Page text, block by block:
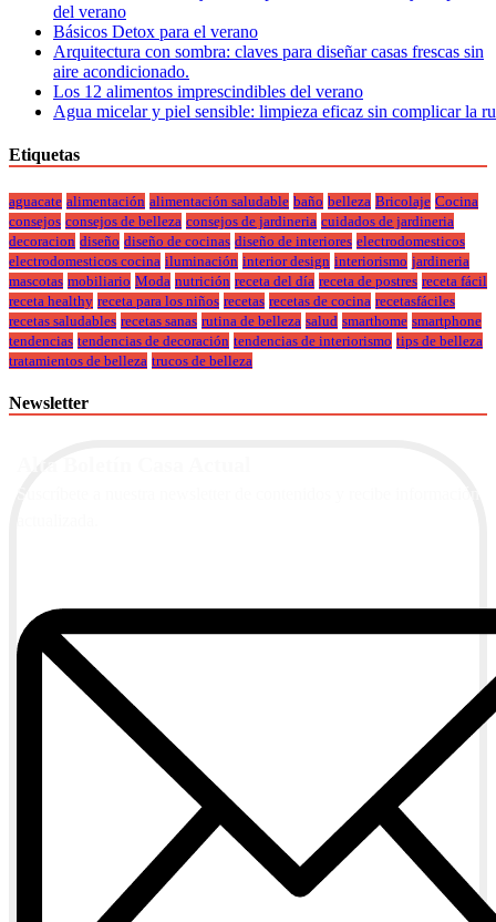
del verano
Básicos Detox para el verano
Arquitectura con sombra: claves para diseñar casas frescas sin
aire acondicionado.
Los 12 alimentos imprescindibles del verano
Agua micelar y piel sensible: limpieza eficaz sin complicar la
Etiquetas
aguacate alimentación alimentación saludable baño belleza Bricolaje Cocina
consejos consejos de belleza consejos de jardineria cuidados de jardineria
decoracion diseño diseño de cocinas diseño de interiores electrodomesticos
electrodomesticos cocina iluminación interior design interiorismo jardineria
mascotas mobiliario Moda nutrición receta del día receta de postres receta fácil
receta healthy receta para los niños recetas recetas de cocina recetasfáciles
recetas saludables recetas sanas rutina de belleza salud smarthome smartphone
tendencias tendencias de decoración tendencias de interiorismo tips de belleza
tratamientos de belleza trucos de belleza
Newsletter